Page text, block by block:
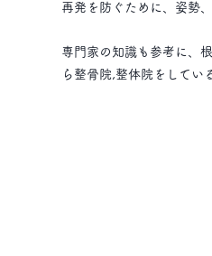
再発を防ぐために、姿勢
専門家の知識も参考に、
ら整骨院,整体院をしてい